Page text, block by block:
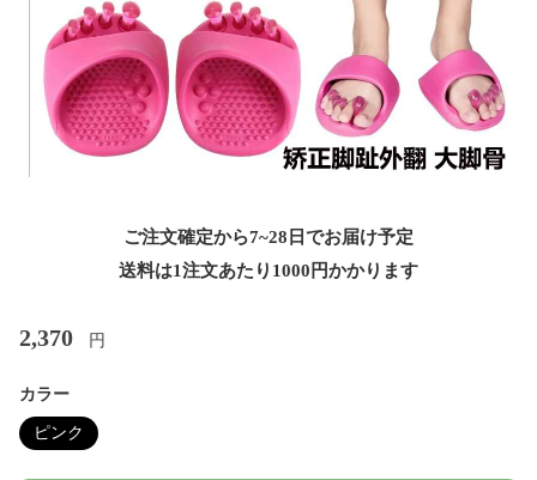
ご注文確定から7~28日でお届け予定
送料は1注文あたり 1000 円かかります
2,370 円
カラー
ピンク